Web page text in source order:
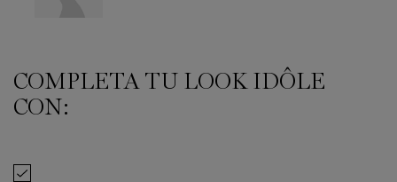
Información de seguridad
COMPLETA TU LOOK IDÔLE CON:
COMPLETA TU LOOK IDÔLE
CON: